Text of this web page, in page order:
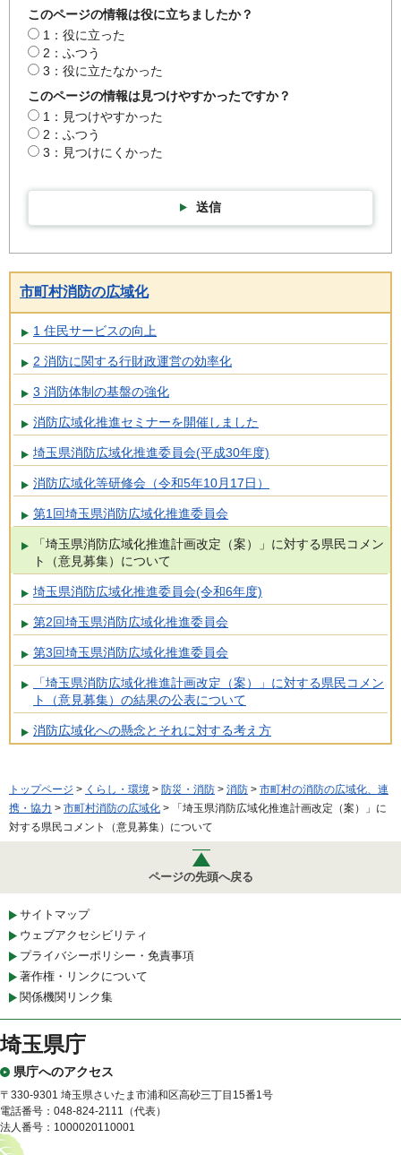
このページの情報は役に立ちましたか？
1：役に立った
2：ふつう
3：役に立たなかった
このページの情報は見つけやすかったですか？
1：見つけやすかった
2：ふつう
3：見つけにくかった
送信
市町村消防の広域化
1 住民サービスの向上
2 消防に関する行財政運営の効率化
3 消防体制の基盤の強化
消防広域化推進セミナーを開催しました
埼玉県消防広域化推進委員会(平成30年度)
消防広域化等研修会（令和5年10月17日）
第1回埼玉県消防広域化推進委員会
「埼玉県消防広域化推進計画改定（案）」に対する県民コメン
ト（意見募集）について
埼玉県消防広域化推進委員会(令和6年度)
第2回埼玉県消防広域化推進委員会
第3回埼玉県消防広域化推進委員会
「埼玉県消防広域化推進計画改定（案）」に対する県民コメン
ト（意見募集）の結果の公表について
消防広域化への懸念とそれに対する考え方
トップページ > くらし・環境 > 防災・消防 > 消防 > 市町村の消防の広域化、連
携・協力 > 市町村消防の広域化 > 「埼玉県消防広域化推進計画改定（案）」に
対する県民コメント（意見募集）について
ページの先頭へ戻る
サイトマップ
ウェブアクセシビリティ
プライバシーポリシー・免責事項
著作権・リンクについて
関係機関リンク集
埼玉県庁
県庁へのアクセス
〒330-9301 埼玉県さいたま市浦和区高砂三丁目15番1号
電話番号：048-824-2111（代表）
法人番号：1000020110001